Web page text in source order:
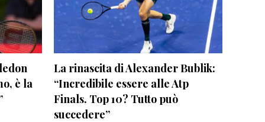
è la
La rinascita di Alexander Bublik:
“Incredibile essere alle Atp
Finals. Top 10? Tutto può
succedere”